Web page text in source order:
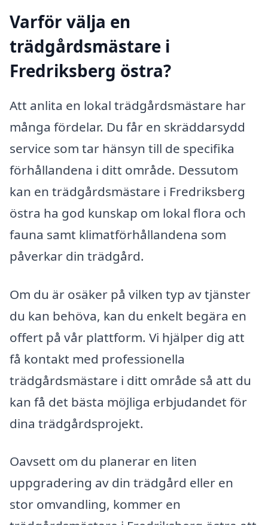
Varför välja en
trädgårdsmästare i
Fredriksberg östra?
Att anlita en lokal trädgårdsmästare har
många fördelar. Du får en skräddarsydd
service som tar hänsyn till de specifika
förhållandena i ditt område. Dessutom
kan en trädgårdsmästare i Fredriksberg
östra ha god kunskap om lokal flora och
fauna samt klimatförhållandena som
påverkar din trädgård.
Om du är osäker på vilken typ av tjänster
du kan behöva, kan du enkelt begära en
offert på vår plattform. Vi hjälper dig att
få kontakt med professionella
trädgårdsmästare i ditt område så att du
kan få det bästa möjliga erbjudandet för
dina trädgårdsprojekt.
Oavsett om du planerar en liten
uppgradering av din trädgård eller en
stor omvandling, kommer en